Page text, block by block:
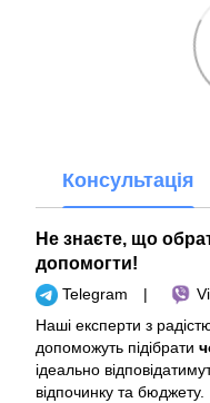
Консультація
Не знаєте, що
допомогти!
Telegram |
Наші експерти з
допоможуть підібрати
ідеально
відпочинку та бюджету.